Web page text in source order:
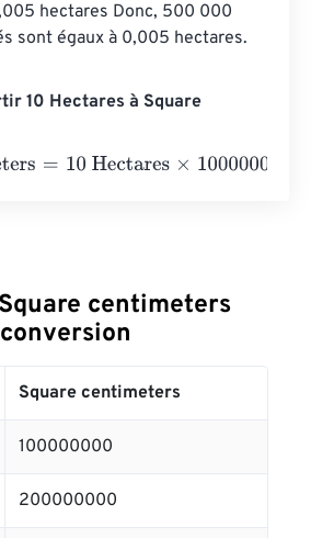
hectares Donc, 500 000
sont égaux à 0,005 hectares.
10 Hectares à Square
=10 Hectares×100000000=
centimeters
Square centimeters
100000000
200000000